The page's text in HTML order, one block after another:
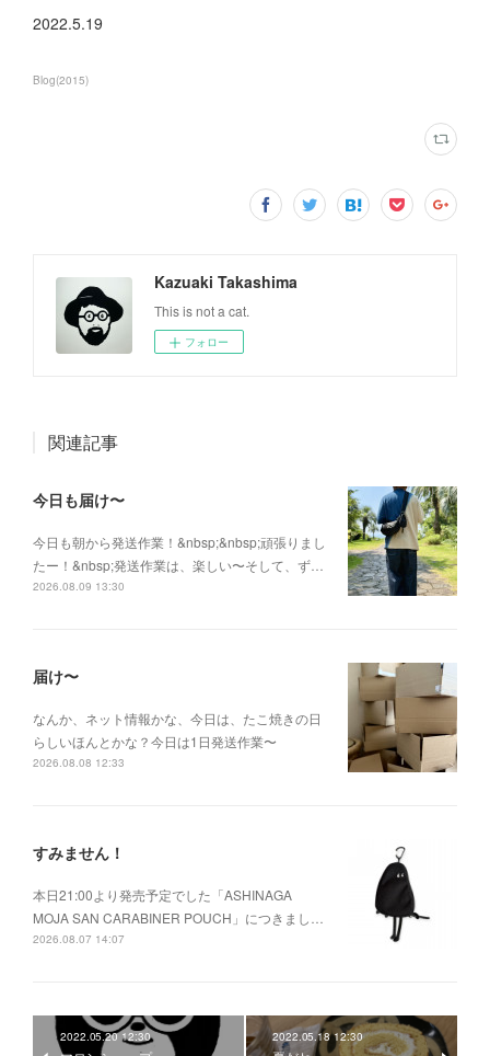
2022.5.19
Blog(2015)
Kazuaki Takashima
This is not a cat.
フォロー
関連記事
今日も届け〜
今日も朝から発送作業！&nbsp;&nbsp;頑張りまし
たー！&nbsp;発送作業は、楽しい〜そして、ず…
2026.08.09 13:30
届け〜
なんか、ネット情報かな、今日は、たこ焼きの日
らしいほんとかな？今日は1日発送作業〜
2026.08.08 12:33
すみません！
本日21:00より発売予定でした「ASHINAGA
MOJA SAN CARABINER POUCH」につきまし…
2026.08.07 14:07
2022.05.20 12:30 2022.05.18 12:30